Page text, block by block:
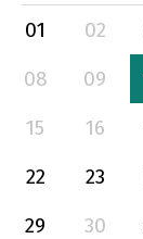
01
02
08
09
15
16
22
23
29
30